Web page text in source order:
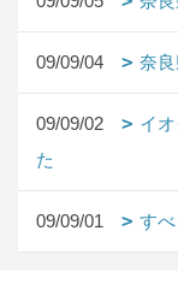
09/09/04 奈
09/09/02
イ
た
09/09/01 す